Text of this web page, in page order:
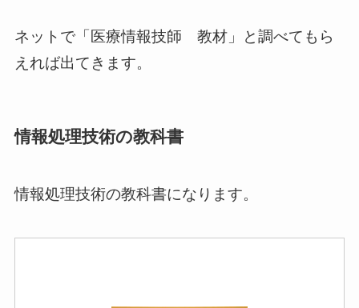
ネットで「医療情報技師 教材」と調べてもら
えれば出てきます。
情報処理技術の教科書
情報処理技術の教科書になります。